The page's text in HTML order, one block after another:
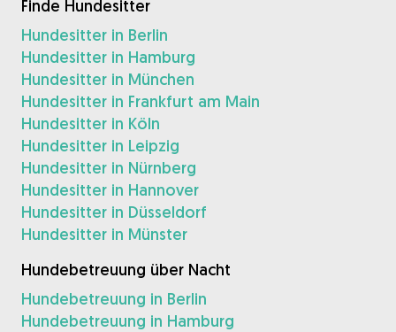
Finde Hundesitter
Hundesitter in Berlin
Hundesitter in Hamburg
Hundesitter in München
Hundesitter in Frankfurt am Main
Hundesitter in Köln
Hundesitter in Leipzig
Hundesitter in Nürnberg
Hundesitter in Hannover
Hundesitter in Düsseldorf
Hundesitter in Münster
Hundebetreuung über Nacht
Hundebetreuung in Berlin
Hundebetreuung in Hamburg